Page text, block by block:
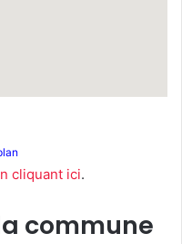
cliquant ici.
commune